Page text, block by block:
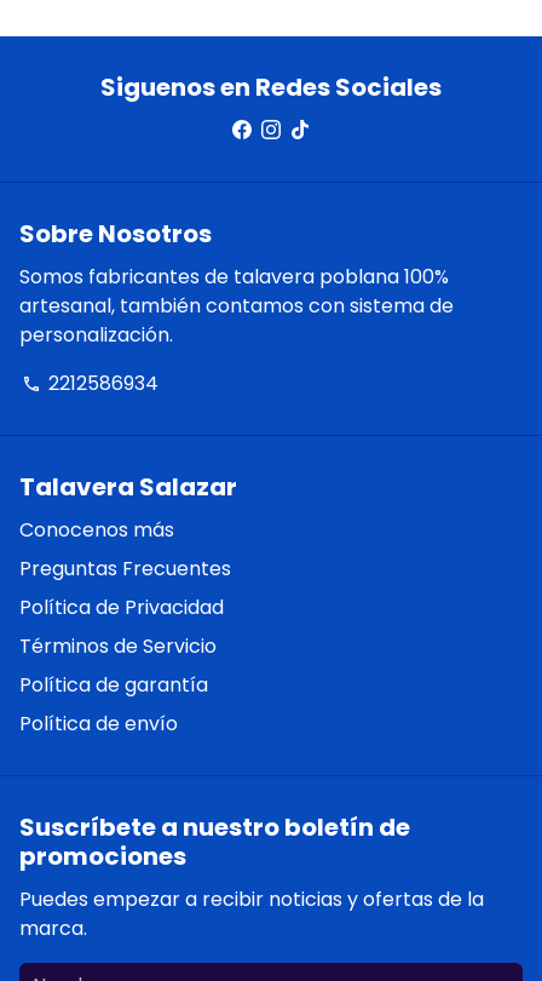
Siguenos en Redes Sociales
Sobre Nosotros
Somos fabricantes de talavera poblana 100%
artesanal, también contamos con sistema de
personalización.
phone 2212586934
Talavera Salazar
Conocenos más
Preguntas Frecuentes
Política de Privacidad
Términos de Servicio
Política de garantía
Política de envío
Suscríbete a nuestro boletín de
promociones
Puedes empezar a recibir noticias y ofertas de la
marca.